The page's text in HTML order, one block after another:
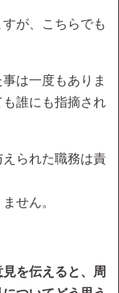
が、こちらでも
は一度もありま
誰にも指摘され
られた職務は責
せん。
を伝えると、周